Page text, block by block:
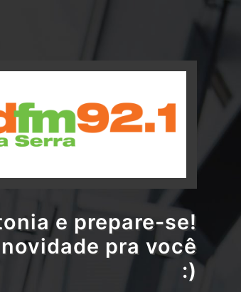
e prepare-se!
pra você
:)